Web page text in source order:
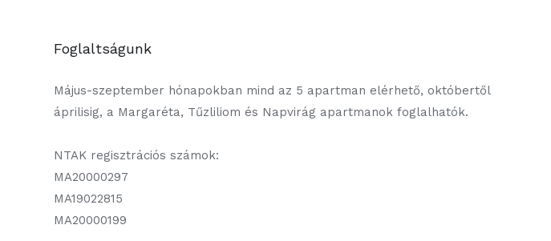
Foglaltságunk
Május-szeptember hónapokban mind az 5 apartman elérhető, októbertől
áprilisig, a Margaréta, Tűzliliom és Napvirág apartmanok foglalhatók.
NTAK regisztrációs számok:
MA20000297
MA19022815
MA20000199